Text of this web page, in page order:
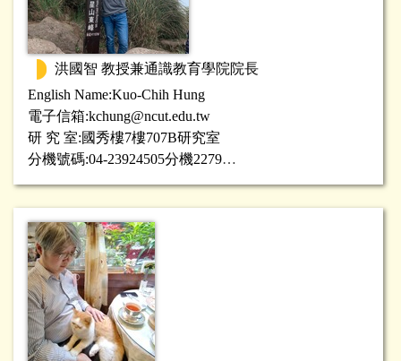
洪國智 教授兼通識教育學院院長
English Name:Kuo-Chih Hung
電子信箱:kchung@ncut.edu.tw
研 究 室:國秀樓7樓707B研究室
分機號碼:04-23924505分機2279